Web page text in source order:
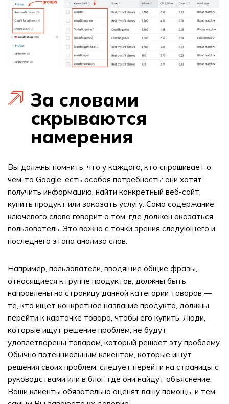
За словами
скрываются
намерения
Вы должны помнить, что у каждого, кто спрашивает о
чем-то Google, есть особая потребность: они хотят
получить информацию, найти конкретный веб-сайт,
купить продукт или заказать услугу. Само содержание
ключевого слова говорит о том, где должен оказаться
пользователь. Это важно с точки зрения следующего и
последнего этапа анализа слов.
Например, пользователи, вводящие общие фразы,
относящиеся к группе продуктов, должны быть
направлены на страницу данной категории товаров —
те, кто ищет конкретное название продукта, должны
перейти к карточке товара, чтобы его купить. Люди,
которые ищут решение проблем, не будут
удовлетворены товаром, который решает эту проблему.
Обычно потенциальным клиентам, которые ищут
решения своих проблем, следует перейти на страницы с
руководствами или в блог, где они найдут объяснение.
Ваши клиенты обязательно оценят вашу помощь, и тем